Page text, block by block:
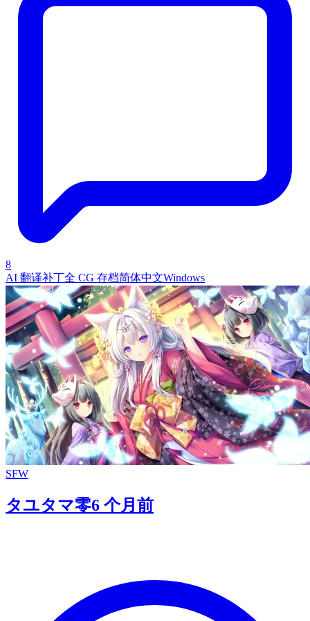
8
AI 翻译补丁全 CG 存档简体中文Windows
SFW
タユタマ零6 个月前